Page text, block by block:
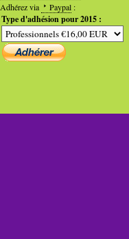
Adhérez via
Paypal :
Type d'adhésion pour 2015 :